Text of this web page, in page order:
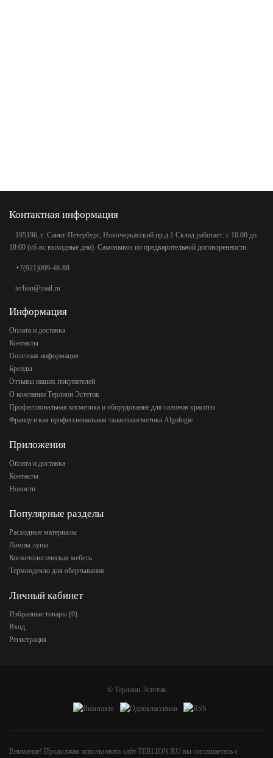
Контактная информация
195196, г. Санкт-Петербург, Новочеркасский пр.д.1 Склад работает: с 10:00 до
18:00 (сб-вс выходные дни). Самовывоз по предварительной договоренности.
+7(921)099-48-88
terlion@mail.ru
Информация
Оплата и доставка
Контакты
Полезная информация
Бренды
Отзывы наших покупателей
О компании Терлион Эстетик
Профессиональная косметика и оборудование для салонов красоты
Французская профессиональная талассокосметика Algologie
Приложения
Оплата и доставка
Контакты
Новости
Популярные разделы
Расходные материалы
Лампы лупы
Косметологическая мебель
Термоодеяло для обертывания
Личный кабинет
Избранные товары (0)
Вход
Регистрация
© Терлион Эстетик
Внимание! Продолжая использовать сайт TERLION.RU вы соглашаетесь с